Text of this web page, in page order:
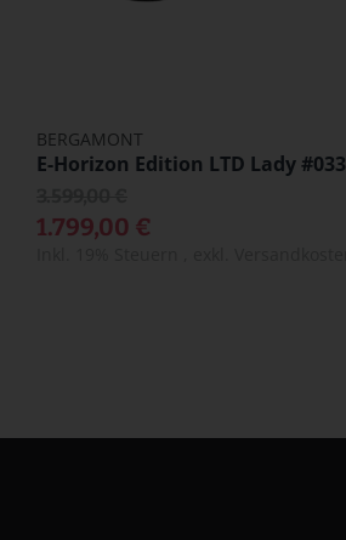
BERGAMONT
E-Horizon Edition LTD Lady #033
1.799,00 €